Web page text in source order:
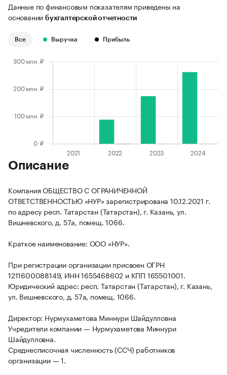
Данные по финансовым показателям приведены на
основании бухгалтерской отчетности
Все Выручка Прибыль
Описание
Компания ОБЩЕСТВО С ОГРАНИЧЕННОЙ
ОТВЕТСТВЕННОСТЬЮ «НУР» зарегистрирована 10.12.2021 г.
по адресу респ. Татарстан (Татарстан), г. Казань, ул.
Вишневского, д. 57а, помещ. 1066.
Краткое наименование: ООО «НУР».
При регистрации организации присвоен ОГРН
1211600088149, ИНН 1655468602 и КПП 165501001.
Юридический адрес: респ. Татарстан (Татарстан), г. Казань,
ул. Вишневского, д. 57а, помещ. 1066.
Директор: Нурмухаметова Миннури Шайдулловна
Учредители компании — Нурмухаметова Миннури
Шайдулловна.
Среднесписочная численность (ССЧ) работников
организации — 1.